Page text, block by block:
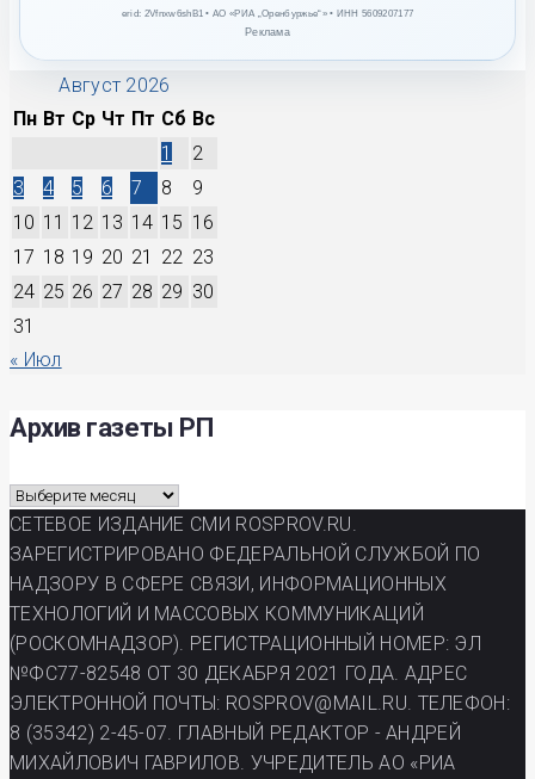
erid: 2Vfnxw6shB1 • АО «РИА „Оренбуржье“» • ИНН 5609207177
Реклама
Август 2026
Пн Вт Ср Чт Пт Сб Вс
1
2
3
4 5 6 7 8
9
10 11 12 13 14 15 16
17 18 19 20 21 22 23
24 25 26 27 28 29 30
31
« Июл
Архив газеты РП
Архив
газеты
РП
СЕТЕВОЕ ИЗДАНИЕ СМИ ROSPROV.RU.
ЗАРЕГИСТРИРОВАНО ФЕДЕРАЛЬНОЙ СЛУЖБОЙ ПО
НАДЗОРУ В СФЕРЕ СВЯЗИ, ИНФОРМАЦИОННЫХ
ТЕХНОЛОГИЙ И МАССОВЫХ КОММУНИКАЦИЙ
(РОСКОМНАДЗОР). РЕГИСТРАЦИОННЫЙ НОМЕР: ЭЛ
№ФС77-82548 ОТ 30 ДЕКАБРЯ 2021 ГОДА. АДРЕС
ЭЛЕКТРОННОЙ ПОЧТЫ: ROSPROV@MAIL.RU. ТЕЛЕФОН:
8 (35342) 2-45-07. ГЛАВНЫЙ РЕДАКТОР - АНДРЕЙ
МИХАЙЛОВИЧ ГАВРИЛОВ. УЧРЕДИТЕЛЬ АО «РИА